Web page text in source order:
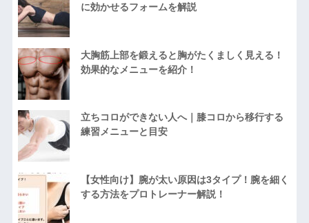
に効かせるフォームを解説
大胸筋上部を鍛えると胸がたくましく見える！
効果的なメニューを紹介！
立ちコロができない人へ｜膝コロから移行する
練習メニューと目安
【女性向け】腕が太い原因は3タイプ！腕を細く
する方法をプロトレーナー解説！